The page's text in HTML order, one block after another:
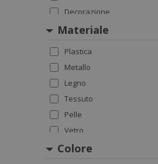
Decorazione
Giardino
Materiale
Plastica
Metallo
Legno
Tessuto
Pelle
Vetro
Colore